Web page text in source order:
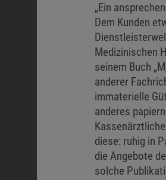
„Ein
Dem Kunden
Medizinischen
seinem Buch
anderer
immaterielle
anderes
diese: ruhig in
die Angebote
solche